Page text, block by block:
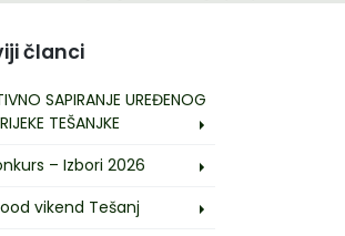
članci
SAPIRANJE UREĐENOG
TEŠANJKE
– Izbori 2026
vikend Tešanj